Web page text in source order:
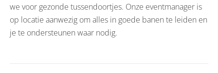
we voor gezonde tussendoortjes. Onze eventmanager is
op locatie aanwezig om alles in goede banen te leiden en
je te ondersteunen waar nodig.